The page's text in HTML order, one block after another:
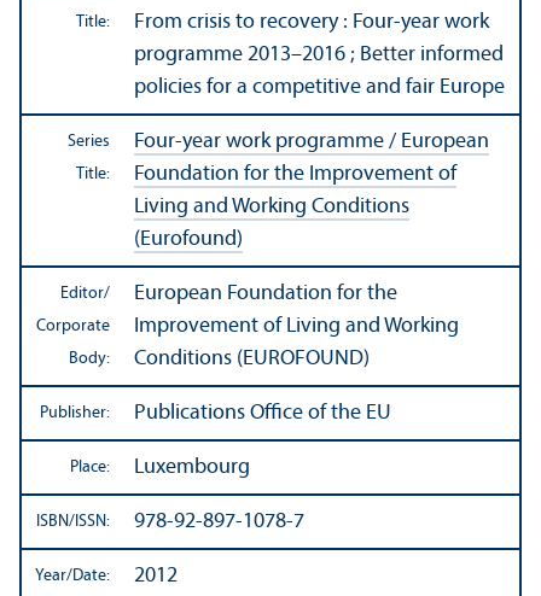
Title:
From crisis to recovery : Four-year work
programme 2013–2016 ; Better informed
policies for a competitive and fair Europe
Series
Title:
Four-year work programme / European
Foundation for the Improvement of
Living and Working Conditions
(Eurofound)
Editor/
Corporate
Body:
European Foundation for the
Improvement of Living and Working
Conditions (EUROFOUND)
Publisher: Publications Office of the EU
Place: Luxembourg
ISBN/ISSN: 978-92-897-1078-7
Year/Date: 2012